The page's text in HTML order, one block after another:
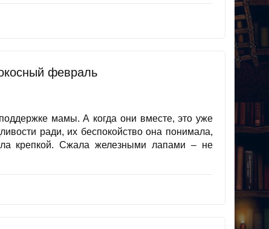
февраль
мамы. А когда они вместе, это уже
ради, их беспокойство она понимала,
крепкой. Сжала железными лапами – не